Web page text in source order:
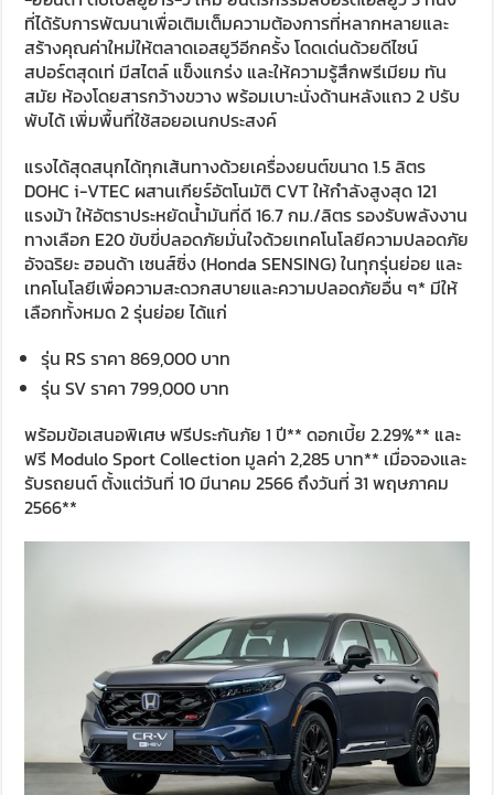
ที่ได้รับการพัฒนาเพื่อเติมเต็มความต้องการที่หลากหลายและ
สร้างคุณค่าใหม่ให้ตลาดเอสยูวีอีกครั้ง โดดเด่นด้วยดีไซน์
สปอร์ตสุดเท่ มีสไตล์ แข็งแกร่ง และให้ความรู้สึกพรีเมียม ทัน
สมัย ห้องโดยสารกว้างขวาง พร้อมเบาะนั่งด้านหลังแถว 2 ปรับ
พับได้ เพิ่มพื้นที่ใช้สอยอเนกประสงค์
แรงได้สุดสนุกได้ทุกเส้นทางด้วยเครื่องยนต์ขนาด 1.5 ลิตร
DOHC i-VTEC ผสานเกียร์อัตโนมัติ CVT ให้กำลังสูงสุด 121
แรงม้า ให้อัตราประหยัดน้ำมันที่ดี 16.7 กม./ลิตร รองรับพลังงาน
ทางเลือก E20 ขับขี่ปลอดภัยมั่นใจด้วยเทคโนโลยีความปลอดภัย
อัจฉริยะ ฮอนด้า เซนส์ซิ่ง (Honda SENSING) ในทุกรุ่นย่อย และ
เทคโนโลยีเพื่อความสะดวกสบายและความปลอดภัยอื่น ๆ* มีให้
เลือกทั้งหมด 2 รุ่นย่อย ได้แก่
รุ่น RS ราคา 869,000 บาท
รุ่น SV ราคา 799,000 บาท
พร้อมข้อเสนอพิเศษ ฟรีประกันภัย 1 ปี** ดอกเบี้ย 2.29%** และ
ฟรี Modulo Sport Collection มูลค่า 2,285 บาท** เมื่อจองและ
รับรถยนต์ ตั้งแต่วันที่ 10 มีนาคม 2566 ถึงวันที่ 31 พฤษภาคม
2566**